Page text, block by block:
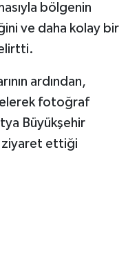
bölgenin
ve daha kolay bir
ardından,
fotoğraf
Büyükşehir
ziyaret ettiği